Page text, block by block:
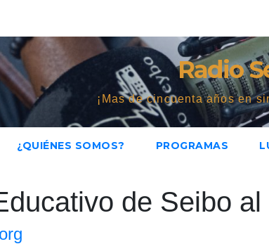
Radio
¡Mas de cincuenta años en
¿QUIÉNES SOMOS? PROGRAMAS
de Seibo